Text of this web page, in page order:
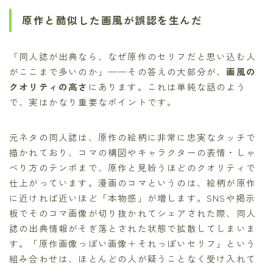
原作と酷似した画風が誤認を生んだ
「同人誌が出典なら、なぜ原作のセリフだと思い込む人
がここまで多いのか」——その答えの大部分が、 画風の
クオリティの高さ にあります。これは単純な話のよう
で、実はかなり重要なポイントです。
元ネタの同人誌は、原作の絵柄に非常に忠実なタッチで
描かれており、コマの構図やキャラクターの表情・しゃ
べり方のテンポまで、原作と見紛うほどのクオリティで
仕上がっています。漫画のコマというのは、絵柄が原作
に近ければ近いほど「本物感」が増します。SNSや掲示
板でそのコマ画像が切り抜かれてシェアされた際、同人
誌の出典情報がそぎ落とされた状態で拡散してしまいま
す。「原作画像っぽい画像＋それっぽいセリフ」という
組み合わせは、ほとんどの人が疑うことなく受け入れて